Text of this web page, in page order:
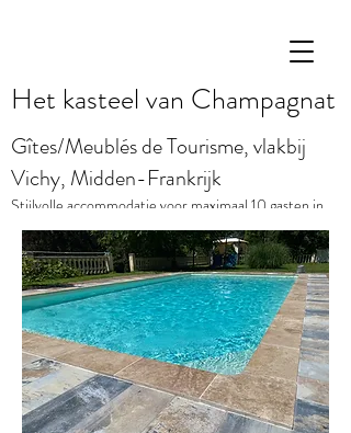
Het kasteel van Champagnat
Gîtes/Meublés de Tourisme, vlakbij
Vichy, Midden-Frankrijk
Stijlvolle accommodatie voor maximaal 10 gasten in
een rustige parkachtige omgeving